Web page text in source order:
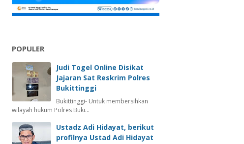
POPULER
Judi Togel Online Disikat
Jajaran Sat Reskrim Polres
Bukittinggi
Bukittinggi- Untuk membersihkan
wilayah hukum Polres Buki…
Ustadz Adi Hidayat, berikut
profilnya Ustad Adi Hidayat